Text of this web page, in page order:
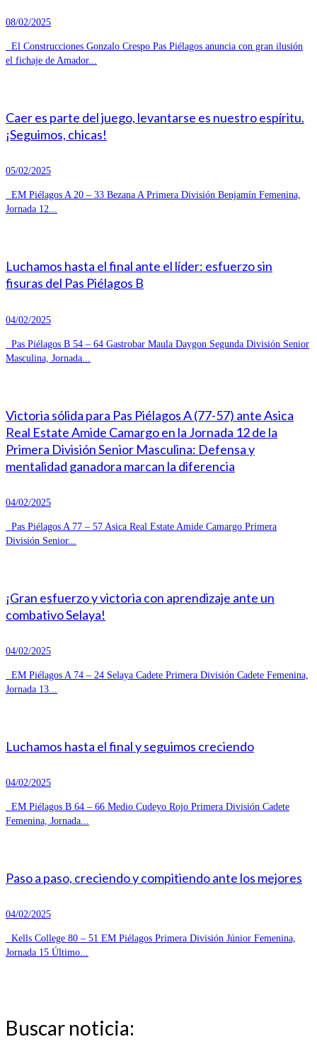
08/02/2025
El Construcciones Gonzalo Crespo Pas Piélagos anuncia con gran ilusión
el fichaje de Amador...
Caer es parte del juego, levantarse es nuestro espíritu.
¡Seguimos, chicas!
05/02/2025
EM Piélagos A 20 – 33 Bezana A Primera División Benjamín Femenina,
Jornada 12...
Luchamos hasta el final ante el líder: esfuerzo sin
fisuras del Pas Piélagos B
04/02/2025
Pas Piélagos B 54 – 64 Gastrobar Maula Daygon Segunda División Senior
Masculina, Jornada...
Victoria sólida para Pas Piélagos A (77-57) ante Asica
Real Estate Amide Camargo en la Jornada 12 de la
Primera División Senior Masculina: Defensa y
mentalidad ganadora marcan la diferencia
04/02/2025
Pas Piélagos A 77 – 57 Asica Real Estate Amide Camargo Primera
División Senior...
¡Gran esfuerzo y victoria con aprendizaje ante un
combativo Selaya!
04/02/2025
EM Piélagos A 74 – 24 Selaya Cadete Primera División Cadete Femenina,
Jornada 13...
Luchamos hasta el final y seguimos creciendo
04/02/2025
EM Piélagos B 64 – 66 Medio Cudeyo Rojo Primera División Cadete
Femenina, Jornada...
Paso a paso, creciendo y compitiendo ante los mejores
04/02/2025
Kells College 80 – 51 EM Piélagos Primera División Júnior Femenina,
Jornada 15 Último...
Buscar noticia: